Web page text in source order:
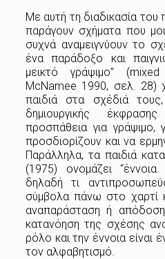
Με αυτή τη διαδικασία του
παράγουν σχήματα που
συχνά αναμειγνύουν το
ένα παράδοξο και
μεικτό γράψιμο”
McNamee 1990, σελ. 28)
παιδιά στα σχέδιά
δημιουργικής
προσπάθεια για γράψιμο,
προσδιορίζουν και να
Παράλληλα, τα παιδιά
(1975) ονομάζει
δηλαδή τι
σύμβολα πάνω στο χαρτί
αναπαράσταση ή
κατανόηση της σχέσης
ρόλο και την έννοια είναι
τον αλφαβητισμό.